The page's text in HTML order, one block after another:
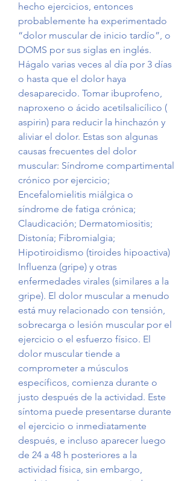
hecho ejercicios, entonces
probablemente ha experimentado
“dolor muscular de inicio tardío”, o
DOMS por sus siglas en inglés.
Hágalo varias veces al día por 3 días
o hasta que el dolor haya
desaparecido. Tomar ibuprofeno,
naproxeno o ácido acetilsalicílico (
aspirin) para reducir la hinchazón y
aliviar el dolor. Estas son algunas
causas frecuentes del dolor
muscular: Síndrome compartimental
crónico por ejercicio;
Encefalomielitis miálgica o
síndrome de fatiga crónica;
Claudicación; Dermatomiositis;
Distonía; Fibromialgia;
Hipotiroidismo (tiroides hipoactiva)
Influenza (gripe) y otras
enfermedades virales (similares a la
gripe). El dolor muscular a menudo
está muy relacionado con tensión,
sobrecarga o lesión muscular por el
ejercicio o el esfuerzo físico. El
dolor muscular tiende a
comprometer a músculos
específicos, comienza durante o
justo después de la actividad. Este
síntoma puede presentarse durante
el ejercicio o inmediatamente
después, e incluso aparecer luego
de 24 a 48 h posteriores a la
actividad física, sin embargo,